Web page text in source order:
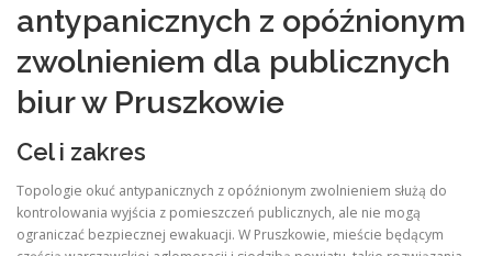
antypanicznych z opóźnionym
zwolnieniem dla publicznych
biur w Pruszkowie
Cel i zakres
Topologie okuć antypanicznych z opóźnionym zwolnieniem służą do
kontrolowania wyjścia z pomieszczeń publicznych, ale nie mogą
ograniczać bezpiecznej ewakuacji. W Pruszkowie, mieście będącym